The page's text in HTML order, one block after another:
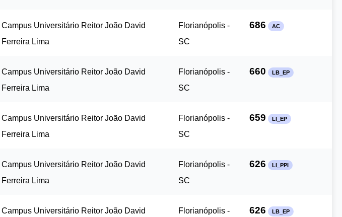
Campus Universitário Reitor João David
Ferreira Lima
Florianópolis -
SC
686 AC
Campus Universitário Reitor João David
Ferreira Lima
Florianópolis -
SC
660 LB_EP
Campus Universitário Reitor João David
Ferreira Lima
Florianópolis -
SC
659 LI_EP
Campus Universitário Reitor João David
Ferreira Lima
Florianópolis -
SC
626 LI_PPI
Campus Universitário Reitor João David
Florianópolis -
626 LB_EP